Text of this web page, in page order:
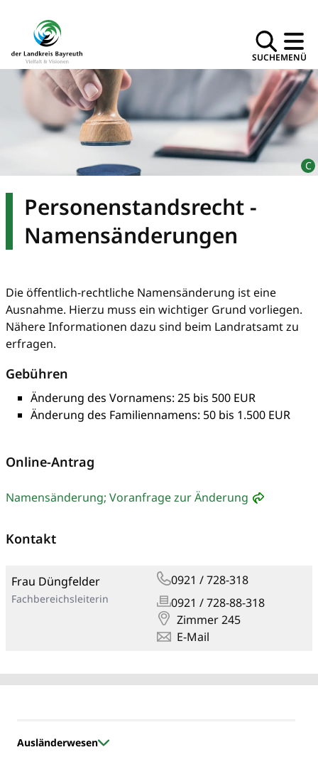
SUCHEMENÜ
Personenstandsrecht -
Namensänderungen
Die öffentlich-rechtliche Namensänderung ist eine
Ausnahme. Hierzu muss ein wichtiger Grund vorliegen.
Nähere Informationen dazu sind beim Landratsamt zu
erfragen.
Gebühren
Änderung des Vornamens: 25 bis 500 EUR
Änderung des Familiennamens: 50 bis 1.500 EUR
Online-Antrag
Namensänderung; Voranfrage zur Änderung
Kontakt
Frau Düngfelder
Fachbereichsleiterin
0921 / 728-318
0921 / 728-88-318
Zimmer 245
E-Mail
Ausländerwesen